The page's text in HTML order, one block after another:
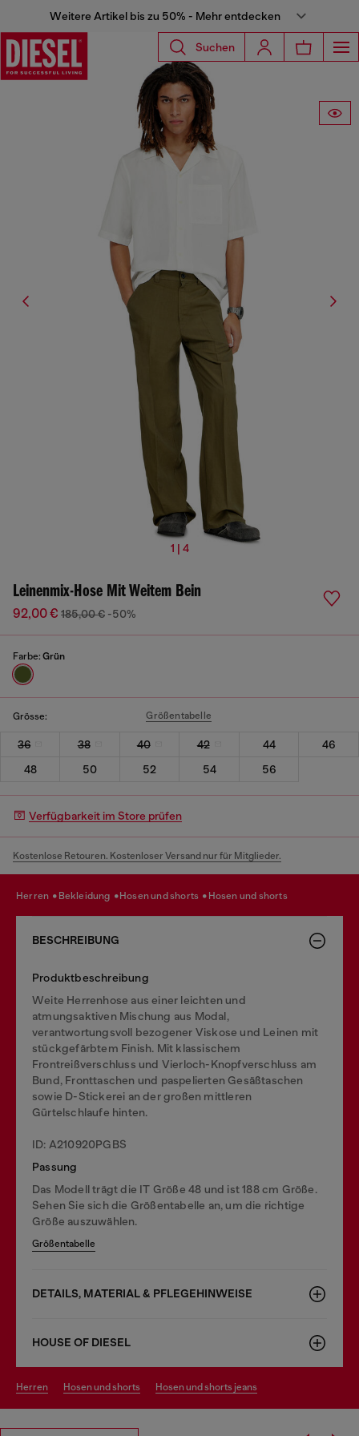
Weitere Artikel bis zu 50% - Mehr entdecken
Suchen
1 | 4
Leinenmix-Hose Mit Weitem Bein
92,00 € 185,00 € -50%
Farbe: Grün
Grösse: Größentabelle
36 38 40 42 44
46
48
50 52 54 56
Verfügbarkeit im Store prüfen
Kostenlose Retouren. Kostenloser Versand nur für Mitglieder.
herren bekleidung hosen und shorts hosen und shorts
BESCHREIBUNG
Produktbeschreibung
Weite Herrenhose aus einer leichten und
atmungsaktiven Mischung aus Modal,
verantwortungsvoll bezogener Viskose und Leinen mit
stückgefärbtem Finish. Mit klassischem
Frontreißverschluss und Vierloch-Knopfverschluss am
Bund, Fronttaschen und paspelierten Gesäßtaschen
sowie D-Stickerei an der großen mittleren
Gürtelschlaufe hinten.
ID: A210920PGBS
Passung
Das Modell trägt die IT Größe 48 und ist 188 cm Größe.
Sehen Sie sich die Größentabelle an, um die richtige
Größe auszuwählen.
Größentabelle
DETAILS, MATERIAL & PFLEGEHINWEISE
HOUSE OF DIESEL
herren hosen und shorts hosen und shorts jeans